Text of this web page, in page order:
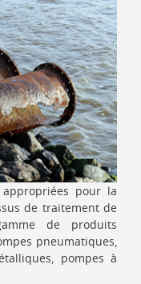
pour la
de traitement de
de produits
pneumatiques,
pompes à